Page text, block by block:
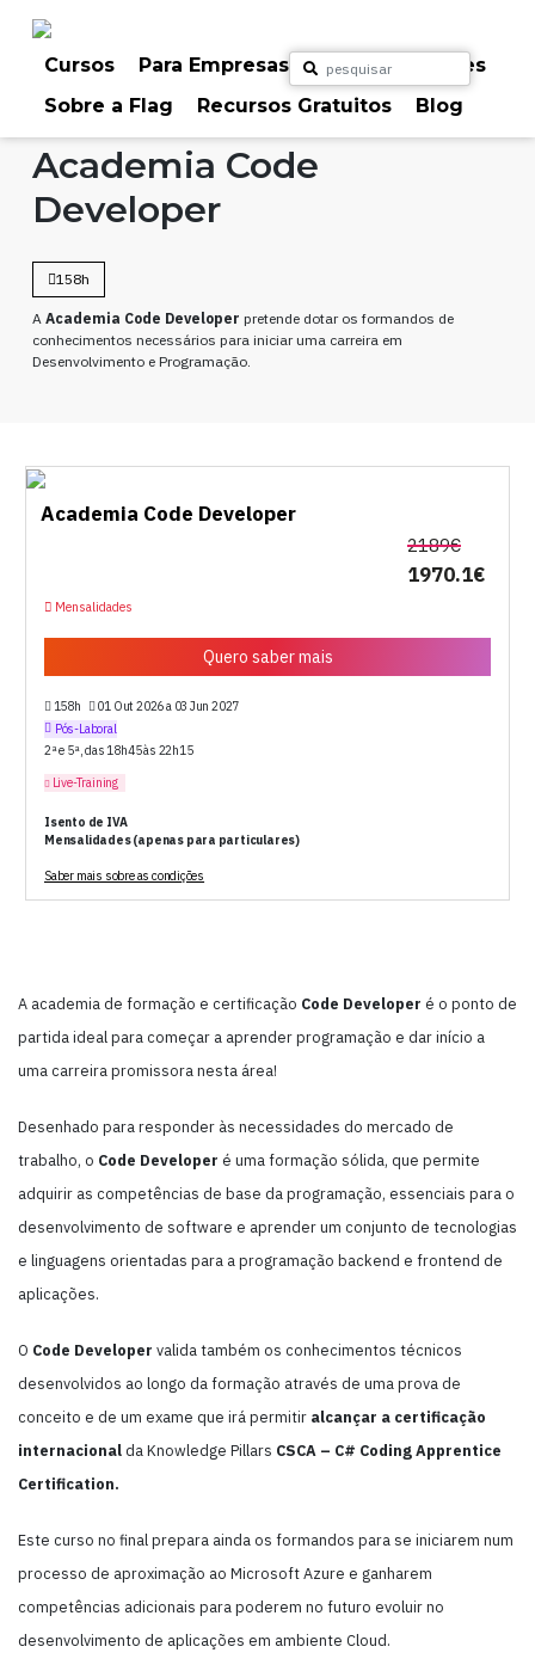
Cursos Para Empresas
Para Particulares
Sobre a Flag
Recursos Gratuitos Blog
Home Cursos Programação
Academia Code
Developer
158h
A Academia Code Developer pretende dotar os formandos de
conhecimentos necessários para iniciar uma carreira em
Desenvolvimento e Programação.
A academia de formação e certificação Code Developer é o ponto de
partida ideal para começar a aprender programação e dar início a
uma carreira promissora nesta área!
Desenhado para responder às necessidades do mercado de
trabalho, o Code Developer é uma formação sólida, que permite
adquirir as competências de base da programação, essenciais para o
desenvolvimento de software e aprender um conjunto de tecnologias
e linguagens orientadas para a programação backend e frontend de
aplicações.
O Code Developer valida também os conhecimentos técnicos
desenvolvidos ao longo da formação através de uma prova de
conceito e de um exame que irá permitir alcançar a certificação
internacional da Knowledge Pillars CSCA – C# Coding Apprentice
Certification.
Este curso no final prepara ainda os formandos para se iniciarem num
processo de aproximação ao Microsoft Azure e ganharem
competências adicionais para poderem no futuro evoluir no
desenvolvimento de aplicações em ambiente Cloud.
Academia Code Developer
2189€
1970.1€
Mensalidades
Quero saber mais
158h
01 Out 2026 a 03 Jun 2027
Pós-Laboral
2ª e 5ª, das 18h45 às 22h15
Live-Training
Isento de IVA
Mensalidades (apenas para particulares)
Saber mais sobre as condições